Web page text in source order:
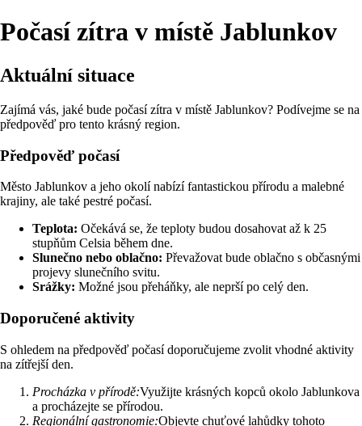
Počasí zítra v místě Jablunkov
Aktuální situace
Zajímá vás, jaké bude počasí zítra v místě Jablunkov? Podívejme se na
předpověď pro tento krásný region.
Předpověď počasí
Město Jablunkov a jeho okolí nabízí fantastickou přírodu a malebné
krajiny, ale také pestré počasí.
Teplota: Očekává se, že teploty budou dosahovat až k 25
stupňům Celsia během dne.
Slunečno nebo oblačno: Převažovat bude oblačno s občasnými
projevy slunečního svitu.
Srážky: Možné jsou přeháňky, ale neprší po celý den.
Doporučené aktivity
S ohledem na předpověď počasí doporučujeme zvolit vhodné aktivity
na zítřejší den.
Procházka v přírodě:Využijte krásných kopců okolo Jablunkova
a procházejte se přírodou.
Regionální gastronomie:Objevte chuťové lahůdky tohoto